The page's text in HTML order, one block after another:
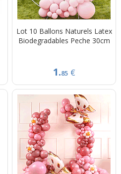
Lot 10 Ballons Naturels Latex
Biodegradables Peche 30cm
1.85 €